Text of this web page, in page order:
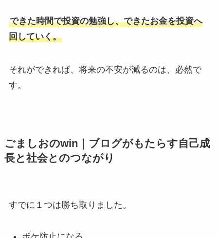
できた時間で投資の勉強し、できたお金を投資へ
回していく。
それができれば、将来の不安が減るのは、必然で
す。
ごましおのwin｜ブログがもたらす自己成
長と社会とのつながり
すでに１つは勝ち取りました。